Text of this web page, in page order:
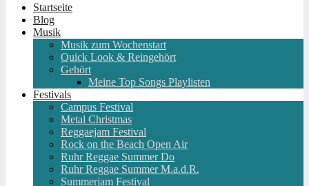
Startseite
Blog
Musik
Musik zum Wochenstart
Quick Look & Reingehört
Gehört
Meine Top Songs Playlisten
Festivals
Campus Festival
Metal Christmas
Reggaejam Festival
Rock on the Beach Open Air
Ruhr Reggae Summer Do
Ruhr Reggae Summer M.a.d.R.
Summerjam Festival